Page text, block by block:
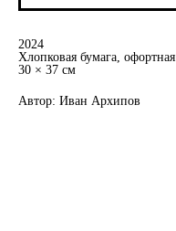
2024
Хлопковая бумага,
30 × 37 см
Автор: Иван Архипов